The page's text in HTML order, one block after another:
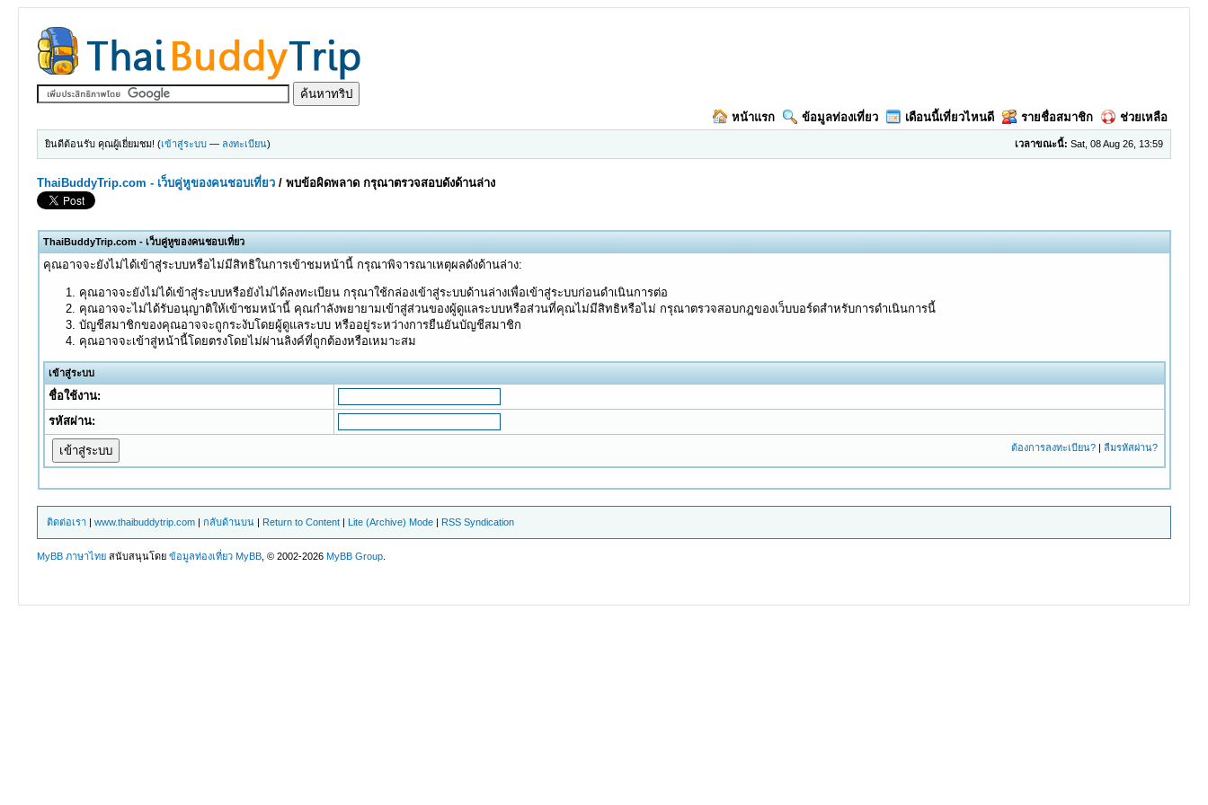
หน้าแรก ข้อมูลท่องเที่ยว เดือนนี้เที่ยวไหนดี รายชื่อสมาชิก ช่วยเหลือ
เวลาขณะนี้: Sat, 08 Aug 26, 13:59
ยินดีต้อนรับ คุณผู้เยี่ยมชม! (เข้าสู่ระบบ — ลงทะเบียน)
ThaiBuddyTrip.com - เว็บคู่หูของคนชอบเที่ยว /พบข้อผิดพลาด กรุณาตรวจสอบดังด้านล่าง
ThaiBuddyTrip.com - เว็บคู่หูของคนชอบเที่ยว
คุณอาจจะยังไม่ได้เข้าสู่ระบบหรือไม่มีสิทธิในการเข้าชมหน้านี้ กรุณาพิจารณาเหตุผลดังด้านล่าง:
คุณอาจจะยังไม่ได้เข้าสู่ระบบหรือยังไม่ได้ลงทะเบียน กรุณาใช้กล่องเข้าสู่ระบบด้านล่างเพื่อเข้าสู่ระบบก่อนดำเนินการต่อ
คุณอาจจะไม่ได้รับอนุญาติให้เข้าชมหน้านี้ คุณกำลังพยายามเข้าสู่ส่วนของผู้ดูแลระบบหรือส่วนที่คุณไม่มีสิทธิหรือไม่ กรุณาตรวจสอบกฎของเว็บบอร์ดสำหรับการดำเนินการนี้
บัญชีสมาชิกของคุณอาจจะถูกระงับโดยผู้ดูแลระบบ หรืออยู่ระหว่างการยืนยันบัญชีสมาชิก
คุณอาจจะเข้าสู่หน้านี้โดยตรงโดยไม่ผ่านลิงค์ที่ถูกต้องหรือเหมาะสม
เข้าสู่ระบบ
ชื่อใช้งาน:
รหัสผ่าน:
ต้องการลงทะเบียน?| ลืมรหัสผ่าน?
ติดต่อเรา |www.thaibuddytrip.com |กลับด้านบน | Return to Content | Lite (Archive) Mode | RSS Syndication
MyBB ภาษาไทย สนับสนุนโดยข้อมูลท่องเที่ยว MyBB , © 2002-2026MyBB Group